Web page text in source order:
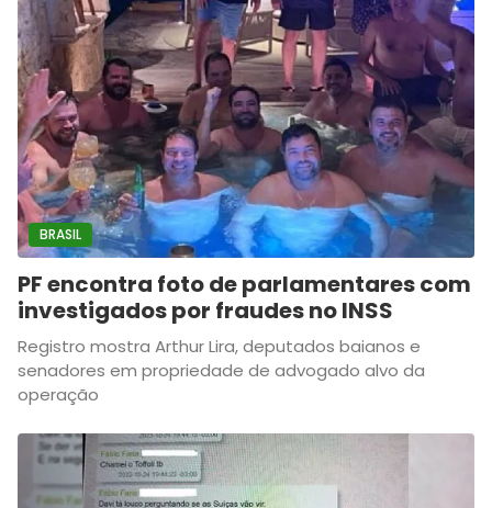
BRASIL
PF encontra foto de parlamentares com
investigados por fraudes no INSS
Registro mostra Arthur Lira, deputados baianos e
senadores em propriedade de advogado alvo da
operação